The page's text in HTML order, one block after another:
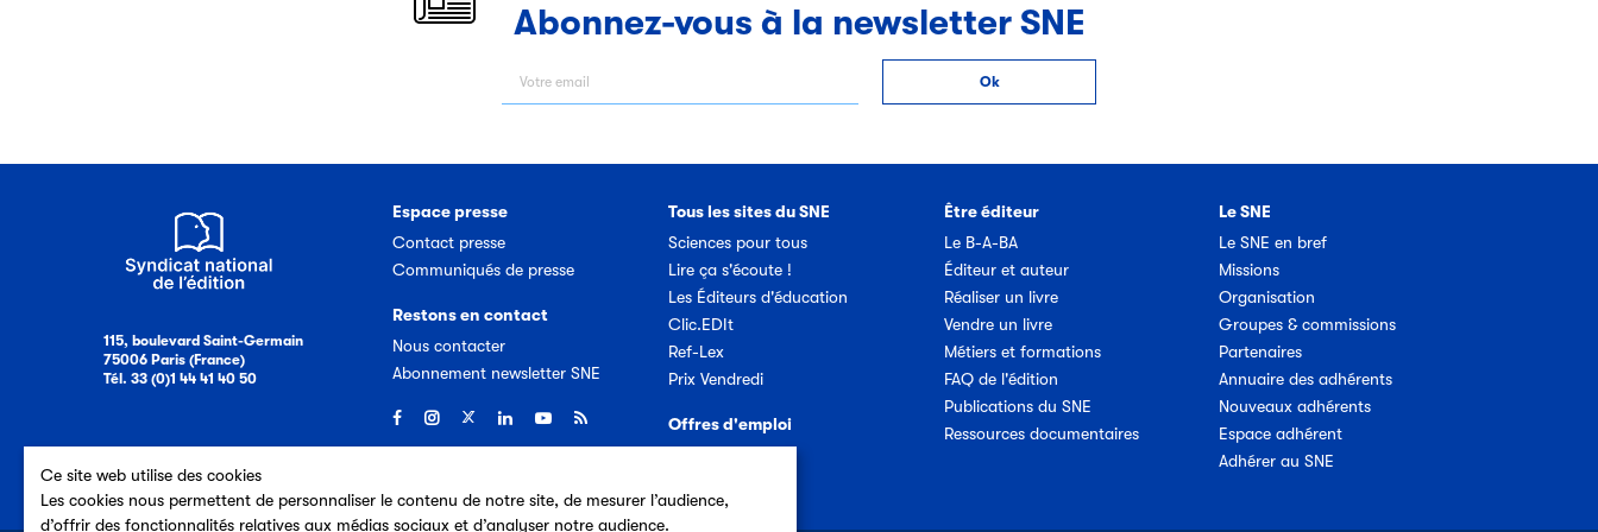
Ce site web utilise des cookies
Les cookies nous permettent de personnaliser le contenu de notre site, de mesurer l’audience,
d’offrir des fonctionnalités relatives aux médias sociaux et d’analyser notre audience.
Abonnez-vous à la newsletter SNE
115, boulevard Saint-Germain
75006 Paris (France)
Tél. 33 (0)1 44 41 40 50
Espace presse
Contact presse
Communiqués de presse
Restons en contact
Nous contacter
Abonnement newsletter SNE
Tous les sites du SNE
Sciences pour tous
Lire ça s'écoute !
Les Éditeurs d'éducation
Clic.EDIt
Ref-Lex
Prix Vendredi
Offres d'emploi
Être éditeur
Le B-A-BA
Éditeur et auteur
Réaliser un livre
Vendre un livre
Métiers et formations
FAQ de l'édition
Publications du SNE
Ressources documentaires
Le SNE
Le SNE en bref
Missions
Organisation
Groupes & commissions
Partenaires
Annuaire des adhérents
Nouveaux adhérents
Espace adhérent
Adhérer au SNE